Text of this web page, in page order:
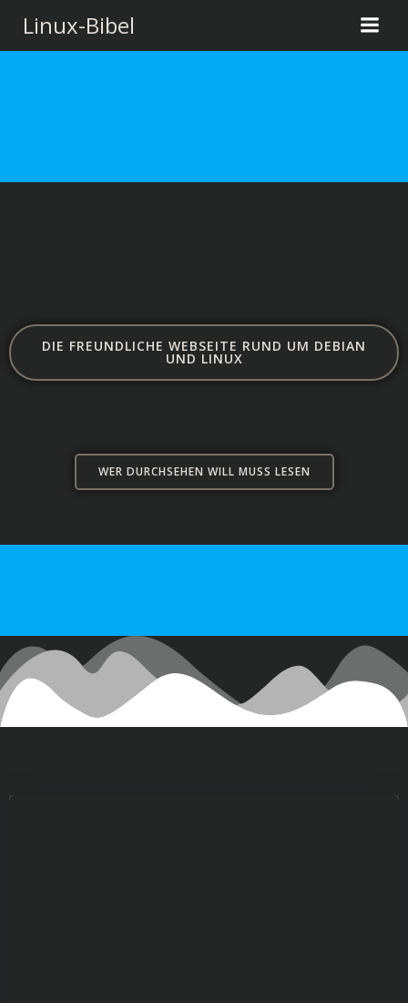
springen
Linux-Bibel
DIE FREUNDLICHE WEBSEITE RUND UM DEBIAN
UND LINUX
WER DURCHSEHEN WILL MUSS LESEN